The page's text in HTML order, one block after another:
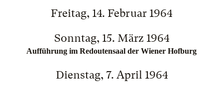
Freitag, 14. Februar 1964
Sonntag, 15. März 1964
Aufführung im Redoutensaal der Wiener Hofburg
Dienstag, 7. April 1964